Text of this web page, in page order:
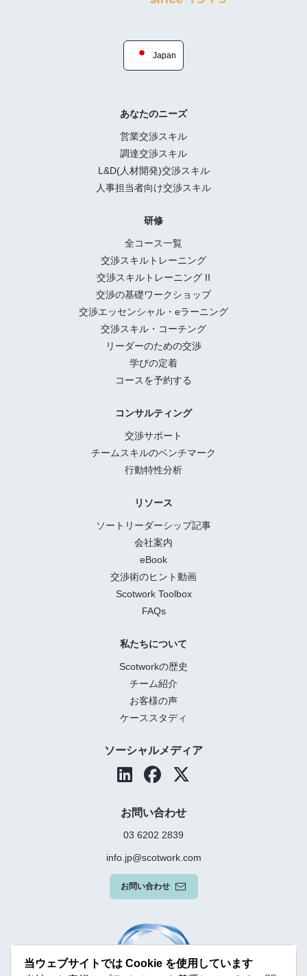
Japan
あなたのニーズ
営業交渉スキル
調達交渉スキル
L&D(人材開発)交渉スキル
人事担当者向け交渉スキル
研修
全コース一覧
交渉スキルトレーニング
交渉スキルトレーニング II
交渉の基礎ワークショップ
交渉エッセンシャル・eラーニング
交渉スキル・コーチング
リーダーのための交渉
学びの定着
コースを予約する
コンサルティング
交渉サポート
チームスキルのベンチマーク
行動特性分析
リソース
ソートリーダーシップ記事
会社案内
eBook
交渉術のヒント動画
Scotwork Toolbox
FAQs
私たちについて
Scotworkの歴史
チーム紹介
お客様の声
ケーススタディ
ソーシャルメディア
お問い合わせ
03 6202 2839
info.jp@scotwork.com
お問い合わせ
当ウェブサイトでは Cookie を使用しています